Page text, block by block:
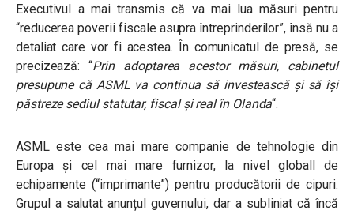
Executivul a mai transmis că va mai lua măsuri pentru
“reducerea poverii fiscale asupra întreprinderilor”, însă nu a
detaliat care vor fi acestea. În comunicatul de presă, se
precizează:“Prin adoptarea acestor măsuri, cabinetul
presupune că ASML va continua să investească și să își
păstreze sediul statutar, fiscal și real în Olanda“.
ASML este cea mai mare companie de tehnologie din
Europa și cel mai mare furnizor, la nivel globall de
echipamente (“imprimante”) pentru producătorii de cipuri.
Grupul a salutat anunțul guvernului, dar a subliniat că încă